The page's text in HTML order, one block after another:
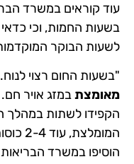
עוד קוראים במשרד
בשעות החמות, וכי
לשעות הבוקר
"בשעות החום רצוי
מאומצתבמזג אויר
הקפידו לשתות במהלך
הוסיפו במשרד